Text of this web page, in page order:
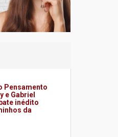
Pensamento
e Gabriel
inédito
da